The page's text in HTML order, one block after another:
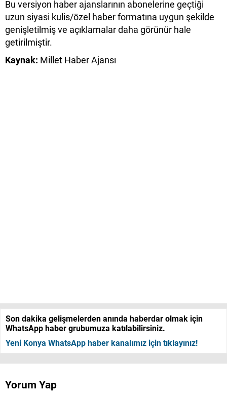
Bu versiyon haber ajanslarının abonelerine geçtiği
uzun siyasi kulis/özel haber formatına uygun şekilde
genişletilmiş ve açıklamalar daha görünür hale
getirilmiştir.
Kaynak: Millet Haber Ajansı
Son dakika gelişmelerden anında haberdar olmak için
WhatsApp haber grubumuza katılabilirsiniz.
Yeni Konya WhatsApp haber kanalımız için tıklayınız!
Yorum Yap